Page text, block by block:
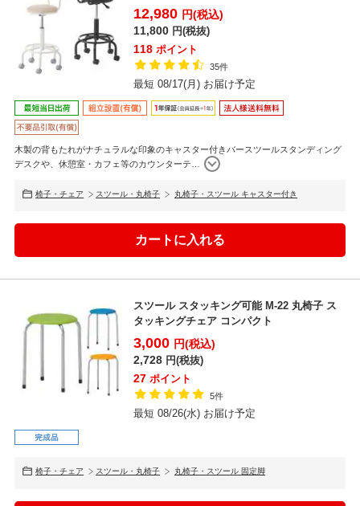
975mm ...
12,980 円(税込)
11,800 円(税抜)
118 ポイント
35件
最短 08/17(月) お届け予定
木製の背もたれがナチュラルな印象のキャスター付きバースツールスタンディング
デスクや、休憩室・カフェ等のカウンターテ
椅子・チェア スツール・丸椅子 丸椅子・スツール キャスター付き
スツール スタッキング可能 M-22 丸椅子 ス
タッキングチェア コンパクト
3,000 円(税込)
2,728 円(税抜)
27 ポイント
5件
最短 08/26(水) お届け予定
椅子・チェア スツール・丸椅子 丸椅子・スツール 固定脚